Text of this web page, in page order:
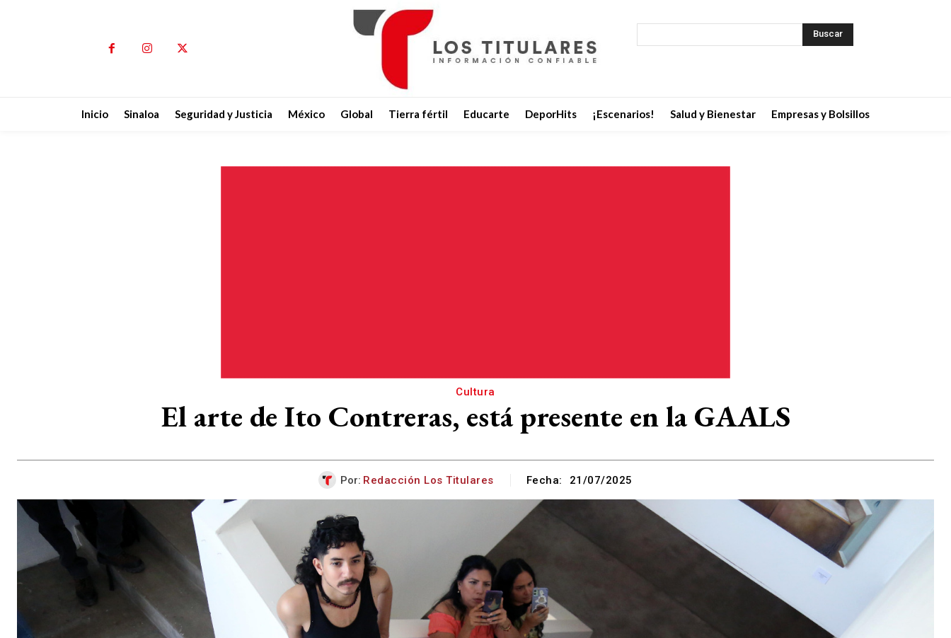
Buscar
Inicio Sinaloa Seguridad y Justicia México Global Tierra fértil Educarte DeporHits ¡Escenarios! Salud y Bienestar Empresas y Bolsillos
Cultura
El arte de Ito Contreras, está presente en la GAALS
Por: Redacción Los Titulares Fecha: 21/07/2025